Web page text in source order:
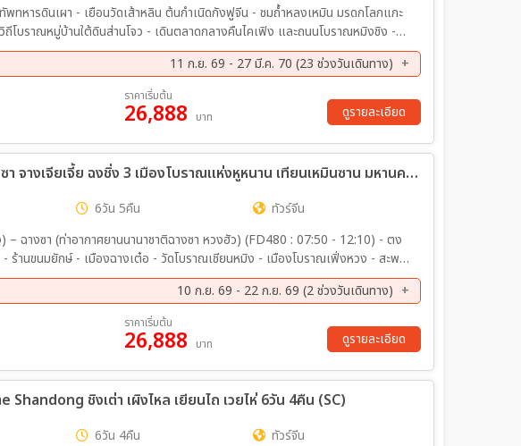
ทหารดินเผา - เยือนวัดเส้าหลิน ต้นกำเนิดกังฟูจีน - ชมถ้ำหลงเหมิน มรดกโลกแกะ
โบราณหมู่บ้านใต้ดินส่านโจว - เดินตลาดกลางคืนไคเฟิง และถนนโบราณหมิงชิง -
ฟความเร็วสูง (รวมรถขนกระเป๋า)
11 ก.ย. 69 - 27 มี.ค. 70 (23 ช่วงวันเดินทาง)
18 ก.ย. 69 - 24 ก.ย. 69
. 69
23 ต.ค. 69 - 29 ต.ค. 69
30 ต.ค. 69 - 05 พ.ย. 69
.ค. 69
06 ธ.ค. 69 - 12 ธ.ค. 69
16 ธ.ค. 69 - 22 ธ.ค. 69
.ค. 69
27 ธ.ค. 69 - 02 ม.ค. 70
30 ธ.ค. 69 - 05 ม.ค. 70
. 70
22 ม.ค. 70 - 28 ม.ค. 70
17 ก.พ. 70 - 23 ก.พ. 70
ค 70
21 มี.ค 70 - 27 มี.ค 70
ราคาเริ่มต้น
26,888 บาท ดูรายละเอียด
ทัวร์จีน บินตรงฉางซา จางเจียเจี้ย ฉงชิ่ง 3 เมืองโบราณแห่งหูหนาน เทียนเหมินซาน มหานครสุดล้ำ ไม่เข้าร้านช้อป 6วัน 5คืน (FD)
6วัน 5คืน
ทัวร์จีน
– ฉางซา (ท่าอากาศยานนานาชาติฉางซา หวงฮัว) (FD480 : 07:50 - 12:10) - ตง
ร้านขนมยักษ์ - เมืองฉางเต๋อ - วัดโบราณเชียนหมิง - เมืองโบราณเฟิ่งหวง - สะพาน
นเมืองโบราณเฟิ่งหวง - เมืองโบราณเฉียนโจว – เมืองโบราณฝูหรง – น้ำตกเมือง
ยามค่ำคืนเมืองโบราณ - เมืองจางเจียเจี้ย - เขาเทียนเหมินซาน (รวมกระเช้าขึ้น-ลง)-
ลื่อน 999 ขั้น – ถ้ำประตูสวรรค์ – นั่งรถไฟความเร็วสูงสู่เมืองฉงชิ่ง – ถนนคนเดินเจีย
ตึก – หมู่บ้านประชาธิปไตยเขตจิ่วหลงพอ – ถนนคนเดินเอ๋อหลิ่ง - ตรอกบันได 18
จียงเป่ย) - กรุงเทพฯ (ดอนเมือง)
(FD557 : 11:10 - 13:20) OPTION : ล่องเรือแม่น้ำเหลียงเจียงชมวิวคํ่าคืนฉงชิ่ง 380 RMB/ท่าน
10 ก.ย. 69 - 22 ก.ย. 69 (2 ช่วงวันเดินทาง)
17 ก.ย. 69 - 22 ก.ย. 69
ราคาเริ่มต้น
26,888 บาท ดูรายละเอียด
Shandong ชิงเต่า เผิงไหล เยียนไถ เวยไห่ 6วัน 4คืน (SC)
6วัน 4คืน
ทัวร์จีน